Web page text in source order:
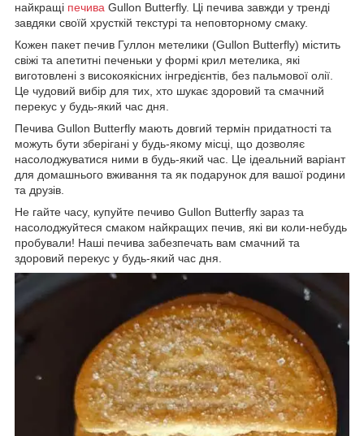
найкращі печива Gullon Butterfly. Ці печива завжди у тренді
завдяки своїй хрусткій текстурі та неповторному смаку.
Кожен пакет печив Гуллон метелики (Gullon Butterfly) містить
свіжі та апетитні печеньки у формі крил метелика, які
виготовлені з високоякісних інгредієнтів, без пальмової олії.
Це чудовий вибір для тих, хто шукає здоровий та смачний
перекус у будь-який час дня.
Печива Gullon Butterfly мають довгий термін придатності та
можуть бути зберігані у будь-якому місці, що дозволяє
насолоджуватися ними в будь-який час. Це ідеальний варіант
для домашнього вживання та як подарунок для вашої родини
та друзів.
Не гайте часу, купуйте печиво Gullon Butterfly зараз та
насолоджуйтеся смаком найкращих печив, які ви коли-небудь
пробували! Наші печива забезпечать вам смачний та
здоровий перекус у будь-який час дня.